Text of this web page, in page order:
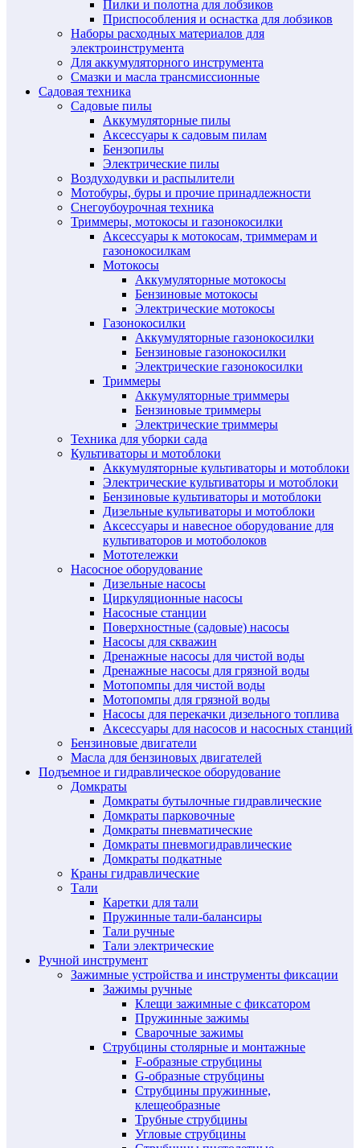
Пилки и полотна для лобзиков
Приспособления и оснастка для лобзиков
Наборы расходных материалов для
электроинструмента
Для аккумуляторного инструмента
Смазки и масла трансмиссионные
Садовая техника
Садовые пилы
Аккумуляторные пилы
Аксессуары к садовым пилам
Бензопилы
Электрические пилы
Воздуходувки и распылители
Мотобуры, буры и прочие принадлежности
Снегоубоурочная техника
Триммеры, мотокосы и газонокосилки
Аксессуары к мотокосам, триммерам и
газонокосилкам
Мотокосы
Аккумуляторные мотокосы
Бензиновые мотокосы
Электрические мотокосы
Газонокосилки
Аккумуляторные газонокосилки
Бензиновые газонокосилки
Электрические газонокосилки
Триммеры
Аккумуляторные триммеры
Бензиновые триммеры
Электрические триммеры
Техника для уборки сада
Культиваторы и мотоблоки
Аккумуляторные культиваторы и мотоблоки
Электрические культиваторы и мотоблоки
Бензиновые культиваторы и мотоблоки
Дизельные культиваторы и мотоблоки
Аксессуары и навесное оборудование для
культиваторов и мотоболоков
Мототележки
Насосное оборудование
Дизельные насосы
Циркуляционные насосы
Насосные станции
Поверхностные (садовые) насосы
Насосы для скважин
Дренажные насосы для чистой воды
Дренажные насосы для грязной воды
Мотопомпы для чистой воды
Мотопомпы для грязной воды
Насосы для перекачки дизельного топлива
Аксессуары для насосов и насосных станций
Бензиновые двигатели
Масла для бензиновых двигателей
Подъемное и гидравлическое оборудование
Домкраты
Домкраты бутылочные гидравлические
Домкраты парковочные
Домкраты пневматические
Домкраты пневмогидравлические
Домкраты подкатные
Краны гидравлические
Тали
Каретки для тали
Пружинные тали-балансиры
Тали ручные
Тали электрические
Ручной инструмент
Зажимные устройства и инструменты фиксации
Зажимы ручные
Клещи зажимные с фиксатором
Пружинные зажимы
Сварочные зажимы
Струбцины столярные и монтажные
F-образные струбцины
G-образные струбцины
Струбцины пружинные,
клещеобразные
Трубные струбцины
Угловые струбцины